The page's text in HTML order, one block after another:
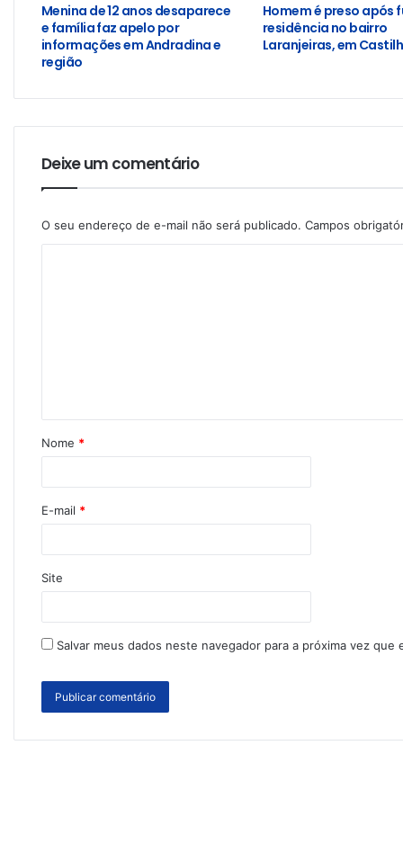
Menina de 12 anos desaparece
e família faz apelo por
informações em Andradina e
região
Homem é preso após
residência no bairro
Laranjeiras, em
Deixe um comentário
O seu endereço de e-mail não será publicado. Campos
Nome *
E-mail *
Site
Salvar meus dados neste navegador para a próxima vez que